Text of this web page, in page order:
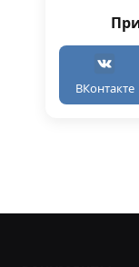
ВКонтакте